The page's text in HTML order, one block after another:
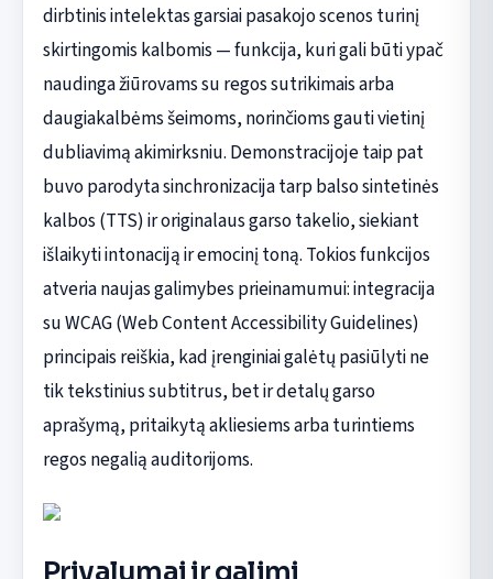
dirbtinis intelektas garsiai pasakojo scenos turinį
skirtingomis kalbomis — funkcija, kuri gali būti ypač
naudinga žiūrovams su regos sutrikimais arba
daugiakalbėms šeimoms, norinčioms gauti vietinį
dubliavimą akimirksniu. Demonstracijoje taip pat
buvo parodyta sinchronizacija tarp balso sintetinės
kalbos (TTS) ir originalaus garso takelio, siekiant
išlaikyti intonaciją ir emocinį toną. Tokios funkcijos
atveria naujas galimybes prieinamumui: integracija
su WCAG (Web Content Accessibility Guidelines)
principais reiškia, kad įrenginiai galėtų pasiūlyti ne
tik tekstinius subtitrus, bet ir detalų garso
aprašymą, pritaikytą akliesiems arba turintiems
regos negalią auditorijoms.
Privalumai ir galimi